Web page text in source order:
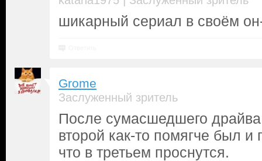
шикарный сериал в своём
Grome
Заслуженный зритель
После сумасшедшего драйва
второй как-то помягче был
что в третьем проснутся.